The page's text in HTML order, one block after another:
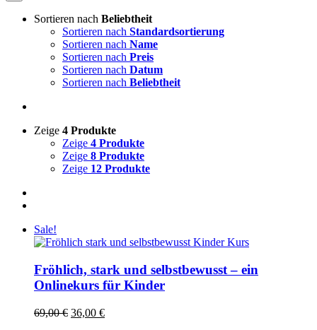
Sortieren nach Beliebtheit
Sortieren nach Standardsortierung
Sortieren nach Name
Sortieren nach Preis
Sortieren nach Datum
Sortieren nach Beliebtheit
Zeige 4 Produkte
Zeige 4 Produkte
Zeige 8 Produkte
Zeige 12 Produkte
Sale!
Fröhlich, stark und selbstbewusst – ein
Onlinekurs für Kinder
69,00€ Ursprünglicher
36,00 €Aktueller